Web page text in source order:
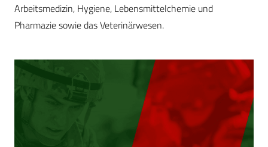
Arbeitsmedizin, Hygiene, Lebensmittelchemie und
Pharmazie sowie das Veterinärwesen.